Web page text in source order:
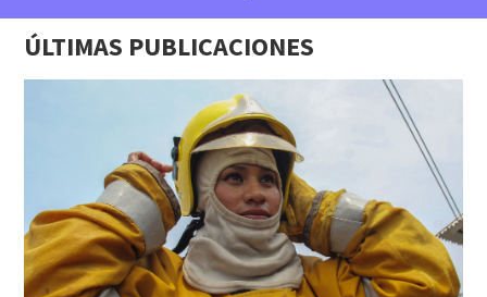
ÚLTIMAS PUBLICACIONES